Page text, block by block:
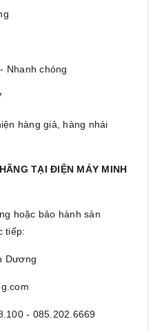
Nhanh chóng
hàng giả, hàng nhái
TẠI ĐIỆN MÁY MINH
hoặc bảo hành sản
tiếp:
Dương
- 085.202.6669